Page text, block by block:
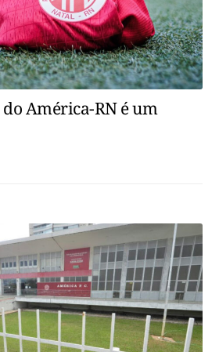
América-RN é um